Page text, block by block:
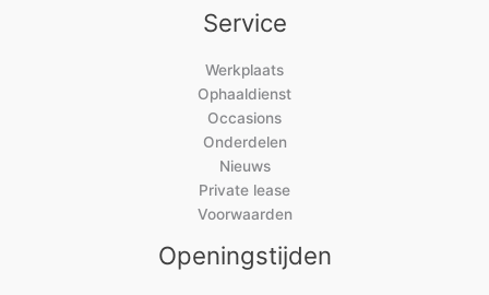
Service
Werkplaats
Ophaaldienst
Occasions
Onderdelen
Nieuws
Private lease
Voorwaarden
Openingstijden